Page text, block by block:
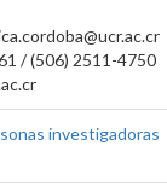
/ (506) 2511-4750
investigadoras